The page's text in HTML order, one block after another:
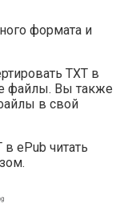
формата и
TXT в
файлы. Вы также
в свой
ePub читать